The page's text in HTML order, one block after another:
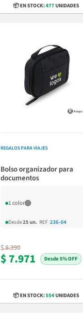
📦 EN STOCK:477UNIDADES
REGALOS PARA VIAJES
Bolso organizador para
documentos
1 color
Desde25 un. REF ·236-04
$ 8.390
$ 7.971 5% OFF
📦 EN STOCK:554UNIDADES